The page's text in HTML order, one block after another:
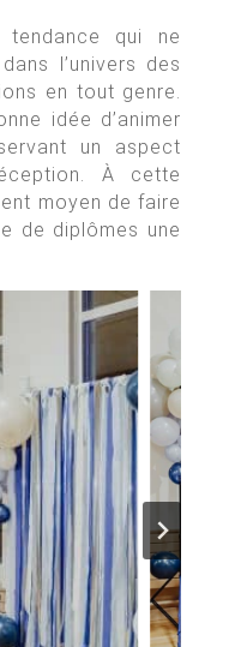
qui ne
l’univers des
en tout genre.
idée d’animer
un aspect
À cette
moyen de faire
de diplômes une